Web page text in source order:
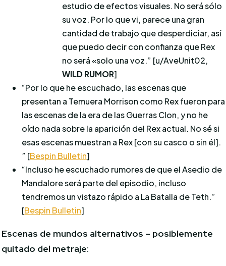
estudio de efectos visuales. No será sólo
su voz. Por lo que vi, parece una gran
cantidad de trabajo que desperdiciar, así
que puedo decir con confianza que Rex
no será «solo una voz.” [u/AveUnit02,
WILD RUMOR]
“Por lo que he escuchado, las escenas que
presentan a Temuera Morrison como Rex fueron para
las escenas de la era de las Guerras Clon, y no he
oído nada sobre la aparición del Rex actual. No sé si
esas escenas muestran a Rex [con su casco o sin él].
” [Bespin Bulletin]
“Incluso he escuchado rumores de que el Asedio de
Mandalore será parte del episodio, incluso
tendremos un vistazo rápido a La Batalla de Teth.”
[Bespin Bulletin]
Escenas de mundos alternativos – posiblemente
quitado del metraje: